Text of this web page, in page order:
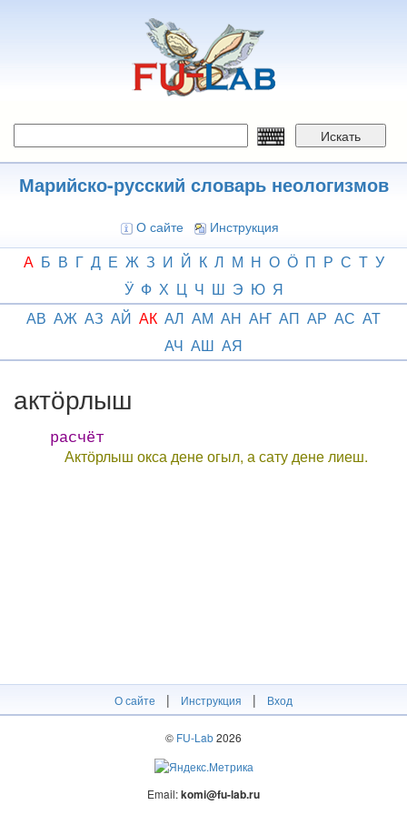
Искать
Марийско-русский словарь неологизмов
О сайте Инструкция
А Б В Г Д Е Ж З И Й К Л М Н О Ӧ П Р С Т У
Ӱ Ф Х Ц Ч Ш Э Ю Я
АВ АЖ АЗ АЙ АК АЛ АМ АН АҤ АП АР АС АТ
АЧ АШ АЯ
актӧрлыш
расчёт
Актӧрлыш окса дене огыл, а сату дене лиеш.
О сайте | Инструкция | Вход
© FU-Lab2026
Email:komi@fu-lab.ru